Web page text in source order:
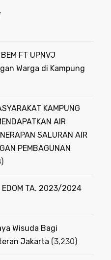
FT UPNVJ
Warga di Kampung
KAMPUNG
AIR
SALURAN AIR
PEMBAGUNAN
TA. 2023/2024
Wisuda Bagi
Jakarta (3,230)